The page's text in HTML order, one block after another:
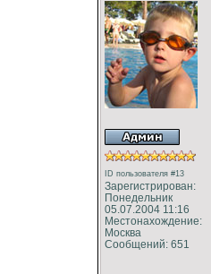
ID пользователя #13
Зарегистрирован:
Понедельник
05.07.2004 11:16
Местонахождение:
Москва
Сообщений: 651